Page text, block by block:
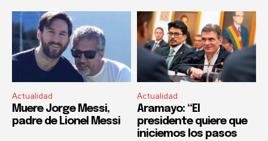
Actualidad
Muere Jorge Messi,
padre de Lionel Messi
Actualidad
Aramayo: “El
presidente quiere que
iniciemos los pasos